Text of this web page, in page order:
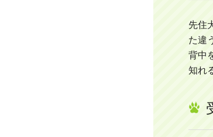
先住
た違
背中
知れ